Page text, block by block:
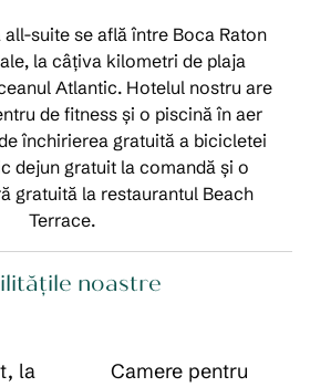
suite se află între Boca Raton
la câțiva kilometri de plaja
Atlantic. Hotelul nostru are
de fitness și o piscină în aer
închirierea gratuită a bicicletei
dejun gratuit la comandă și o
gratuită la restaurantul Beach
Terrace.
noastre
la
Camere pentru